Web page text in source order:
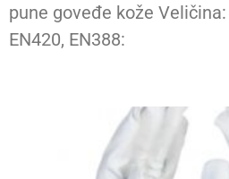
pune goveđe kože
EN420, EN388: